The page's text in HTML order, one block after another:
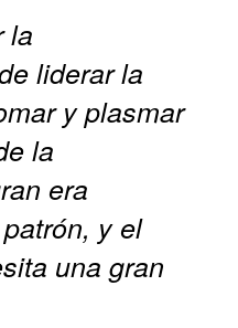
la
liderar la
y plasmar
la
era
y el
una gran